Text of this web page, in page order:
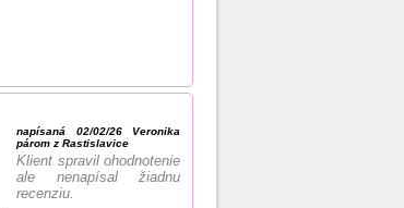
napísaná 02/02/26 Veronika
párom z Rastislavice
Klient spravil ohodnotenie
ale nenapísal žiadnu
recenziu.